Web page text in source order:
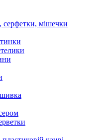
серфетки, мішечки